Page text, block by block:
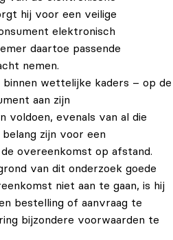
hij voor een veilige
elektronisch
daartoe passende
nemen.
wettelijke kaders – op de
aan zijn
voldoen, evenals van al die
zijn voor een
overeenkomst op afstand.
van dit onderzoek goede
niet aan te gaan, is hij
bestelling of aanvraag te
bijzondere voorwaarden te